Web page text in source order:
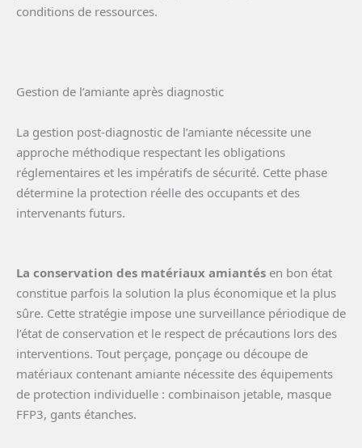
conditions de ressources.
Gestion de l’amiante après diagnostic
La gestion post-diagnostic de l’amiante nécessite une
approche méthodique respectant les obligations
réglementaires et les impératifs de sécurité. Cette phase
détermine la protection réelle des occupants et des
intervenants futurs.
La conservation des matériaux amiantés en bon état
constitue parfois la solution la plus économique et la plus
sûre. Cette stratégie impose une surveillance périodique de
l’état de conservation et le respect de précautions lors des
interventions. Tout perçage, ponçage ou découpe de
matériaux contenant amiante nécessite des équipements
de protection individuelle : combinaison jetable, masque
FFP3, gants étanches.